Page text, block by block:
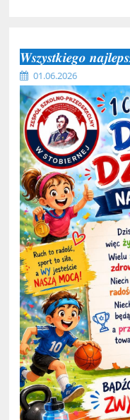
𝑾𝒔𝒛𝒚𝒔𝒕𝒌𝒊𝒆𝒈𝒐
01.06.2026